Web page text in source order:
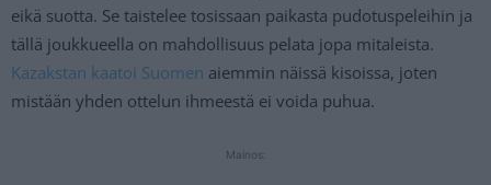
eikä suotta. Se taistelee tosissaan paikasta pudotuspeleihin ja
tällä joukkueella on mahdollisuus pelata jopa mitaleista.
Kazakstan kaatoi Suomen aiemmin näissä kisoissa, joten
mistään yhden ottelun ihmeestä ei voida puhua.
Mainos: